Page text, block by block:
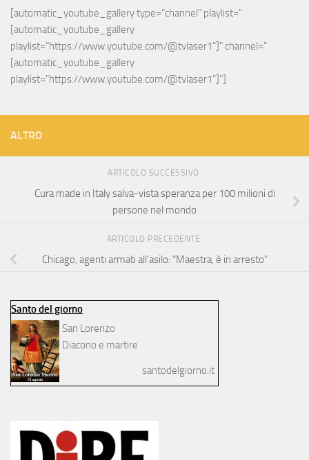
[automatic_youtube_gallery type="channel" playlist="
[automatic_youtube_gallery
playlist="https://www.youtube.com/@tvlaser1"]" channel="
[automatic_youtube_gallery
playlist="https://www.youtube.com/@tvlaser1"]"]
ALTRO
ARTICOLO SUCCESSIVO
Cura made in Italy salva-vista speranza per 100 milioni di
persone nel mondo
ARTICOLO PRECEDENTE
Chicago, agenti armati all’asilo: “Maestra, è in arresto”
Santo del giorno
San Lorenzo
Diacono e martire
santodelgiorno.it